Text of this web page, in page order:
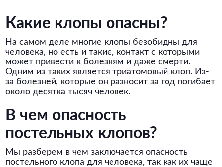
Какие клопы опасны?
На самом деле многие клопы безобидны для
человека, но есть и такие, контакт с которыми
может привести к болезням и даже смерти.
Одним из таких является триатомовый клоп. Из-
за болезней, которые он разносит за год погибает
около десятка тысяч человек.
В чем опасность
постельных клопов?
Мы разберем в чем заключается опасность
постельного клопа для человека, так как их чаще